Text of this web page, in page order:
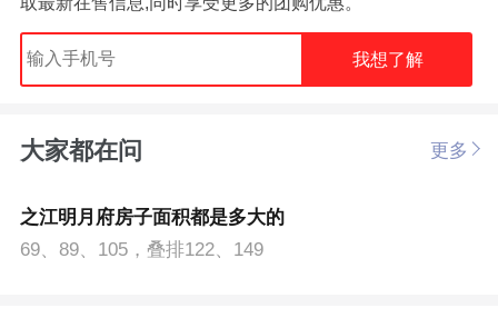
我想了解
大家都在问 更多
之江明月府房子面积都是多大的
69、89、105，叠排122、149